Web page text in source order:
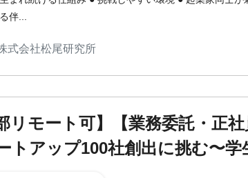
伴...
式会社松尾研究所
リモート可】【業務委託・正
トアップ100社創出に挑む〜学